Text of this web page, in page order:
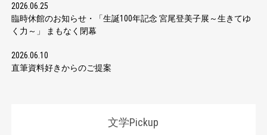
2026.06.25
臨時休館のお知らせ・「生誕100年記念 宮尾登美子展～生きてゆ
く力～」 まもなく閉幕
2026.06.10
直筆資料好きからのご提案
文学Pickup